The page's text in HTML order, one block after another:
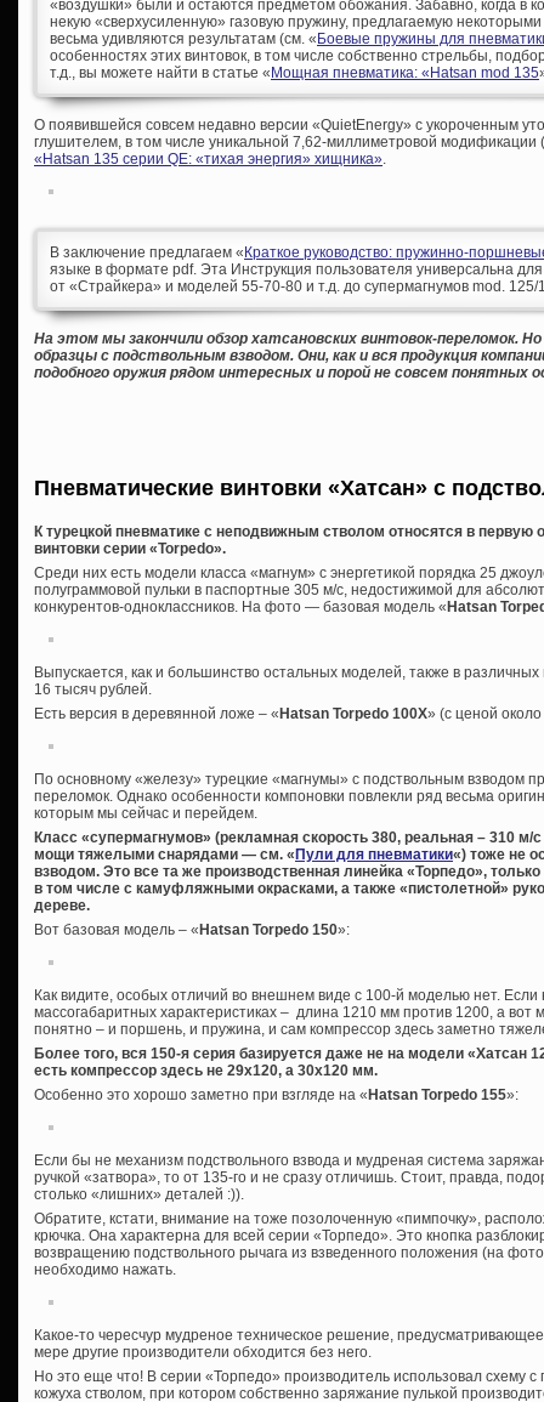
«воздушки» были и остаются предметом обожания. Забавно, когда в
некую «сверхусиленную» газовую пружину, предлагаемую
весьма удивляются результатам (см. « Боевые пружины для
особенностях этих винтовок, в том числе собственно стрельбы,
т.д., вы можете найти в статье « Мощная пневматика: «Hatsan mod 135
О появившейся совсем недавно версии «QuietEnergy» с укороченным
глушителем, в том числе уникальной 7,62-миллиметровой модификации
«Hatsan 135 серии QE: «тихая энергия» хищника».
В заключение предлагаем « Краткое руководство: пружинно-
языке в формате pdf. Эта Инструкция пользователя универсальна
от «Страйкера» и моделей 55-70-80 и т.д. до супермагнумов mod. 125/
На этом мы закончили обзор хатсановских винтовок-переломок.
образцы с подствольным взводом. Они, как и вся продукция
подобного оружия рядом интересных и порой не совсем понятных
Пневматические винтовки «Хатсан» с
К турецкой пневматике с неподвижным стволом относятся в первую
винтовки серии «Torpedo».
Среди них есть модели класса «магнум» с энергетикой порядка 25
полуграммовой пульки в паспортные 305 м/с, недостижимой для
конкурентов-одноклассников. На фото — базовая модель « Hatsan
Выпускается, как и большинство остальных моделей, также в
16 тысяч рублей.
Есть версия в деревянной ложе – « Hatsan Torpedo 100X» (с ценой
По основному «железу» турецкие «магнумы» с подствольным взводом
переломок. Однако особенности компоновки повлекли ряд весьма
которым мы сейчас и перейдем.
Класс «супермагнумов» (рекламная скорость 380, реальная – 310
мощи тяжелыми снарядами — см. « Пули для пневматики«) тоже не
взводом. Это все та же производственная линейка «Торпедо»,
в том числе с камуфляжными окрасками, а также «пистолетной»
дереве.
Вот базовая модель – « Hatsan Torpedo 150»:
Как видите, особых отличий во внешнем виде с 100-й моделью нет. Если
массогабаритных характеристиках – длина 1210 мм против 1200, а вот
понятно – и поршень, и пружина, и сам компрессор здесь заметно
Более того, вся 150-я серия базируется даже не на модели «Хатсан
есть компрессор здесь не 29х120, а 30х120 мм.
Особенно это хорошо заметно при взгляде на « Hatsan Torpedo 155»:
Если бы не механизм подствольного взвода и мудреная система
ручкой «затвора», то от 135-го и не сразу отличишь. Стоит, правда,
столько «лишних» деталей :)).
Обратите, кстати, внимание на тоже позолоченную «пимпочку»,
крючка. Она характерна для всей серии «Торпедо». Это кнопка
возвращению подствольного рычага из взведенного положения (на
необходимо нажать.
Какое-то чересчур мудреное техническое решение,
мере другие производители обходится без него.
Но это еще что! В серии «Торпедо» производитель использовал схему
кожуха стволом, при котором собственно заряжание пулькой